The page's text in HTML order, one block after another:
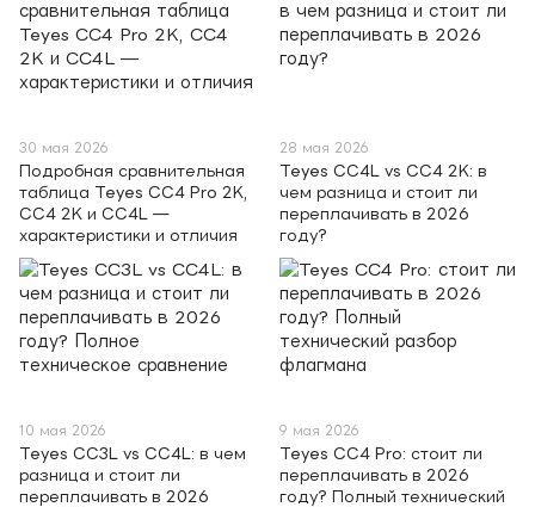
30 мая 2026
Подробная сравнительная
таблица Teyes CC4 Pro 2K,
CC4 2K и CC4L —
характеристики и отличия
28 мая 2026
Teyes CC4L vs CC4 2K: в
чем разница и стоит ли
переплачивать в 2026
году?
10 мая 2026
Teyes CC3L vs CC4L: в чем
разница и стоит ли
переплачивать в 2026
9 мая 2026
Teyes CC4 Pro: стоит ли
переплачивать в 2026
году? Полный технический